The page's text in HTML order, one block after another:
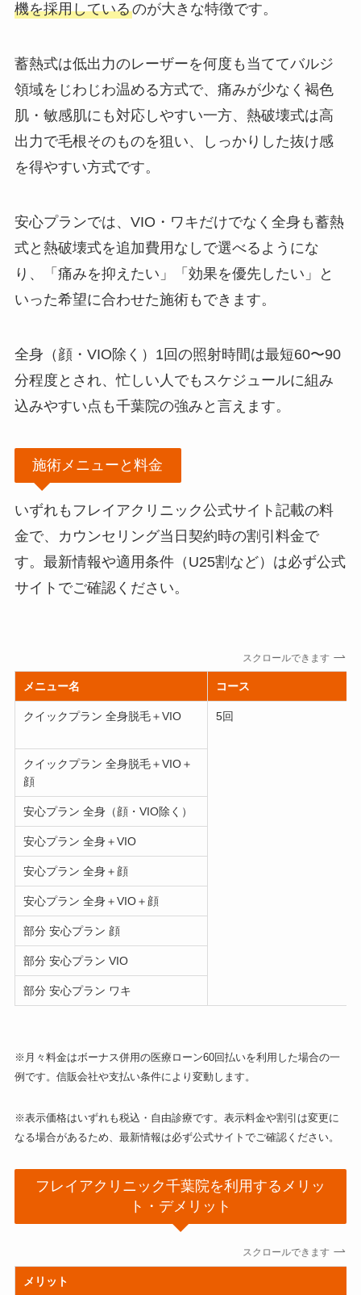
機を採用しているのが大きな特徴です。
蓄熱式は低出力のレーザーを何度も当ててバルジ
領域をじわじわ温める方式で、痛みが少なく褐色
肌・敏感肌にも対応しやすい一方、熱破壊式は高
出力で毛根そのものを狙い、しっかりした抜け感
を得やすい方式です。
安心プランでは、VIO・ワキだけでなく全身も蓄熱
式と熱破壊式を追加費用なしで選べるようにな
り、「痛みを抑えたい」「効果を優先したい」と
いった希望に合わせた施術もできます。
全身（顔・VIO除く）1回の照射時間は最短60〜90
分程度とされ、忙しい人でもスケジュールに組み
込みやすい点も千葉院の強みと言えます。
施術メニューと料金
いずれもフレイアクリニック公式サイト記載の料
金で、カウンセリング当日契約時の割引料金で
す。最新情報や適用条件（U25割など）は必ず公式
サイトでご確認ください。
スクロールできます
メニュー名 コース
クイックプラン 全身脱毛＋VIO 5回
クイックプラン 全身脱毛＋VIO＋
顔
安心プラン 全身（顔・VIO除く）
安心プラン 全身＋VIO
安心プラン 全身＋顔
安心プラン 全身＋VIO＋顔
部分 安心プラン 顔
部分 安心プラン VIO
部分 安心プラン ワキ
※月々料金はボーナス併用の医療ローン60回払いを利用した場合の一
例です。信販会社や支払い条件により変動します。
※表示価格はいずれも税込・自由診療です。表示料金や割引は変更に
なる場合があるため、最新情報は必ず公式サイトでご確認ください。
フレイアクリニック千葉院を利用するメリッ
ト・デメリット
スクロールできます
メリット